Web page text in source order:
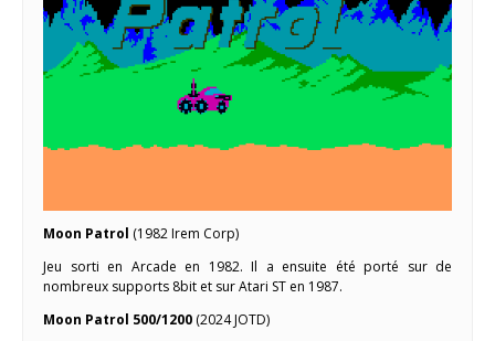
Moon Patrol (1982 Irem Corp)
Jeu sorti en Arcade en 1982. Il a ensuite été porté sur de
nombreux supports 8bit et sur Atari ST en 1987.
Moon Patrol 500/1200 (2024 JOTD)